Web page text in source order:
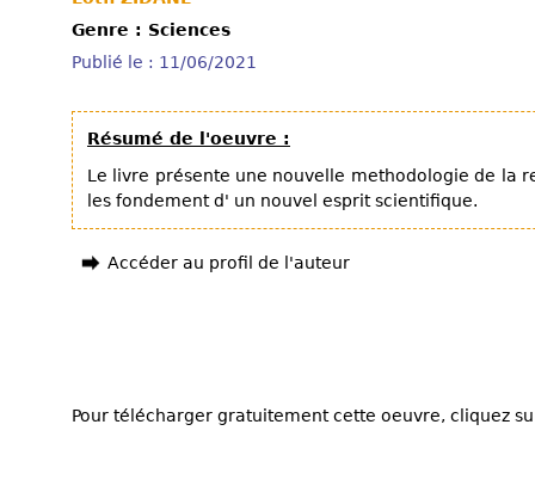
Genre : Sciences
Publié le : 11/06/2021
Résumé de l'oeuvre :
Le livre présente une nouvelle methodologie de la
les fondement d' un nouvel esprit scientifique.
Accéder au profil de l'auteur
Pour télécharger gratuitement cette oeuvre, cliquez